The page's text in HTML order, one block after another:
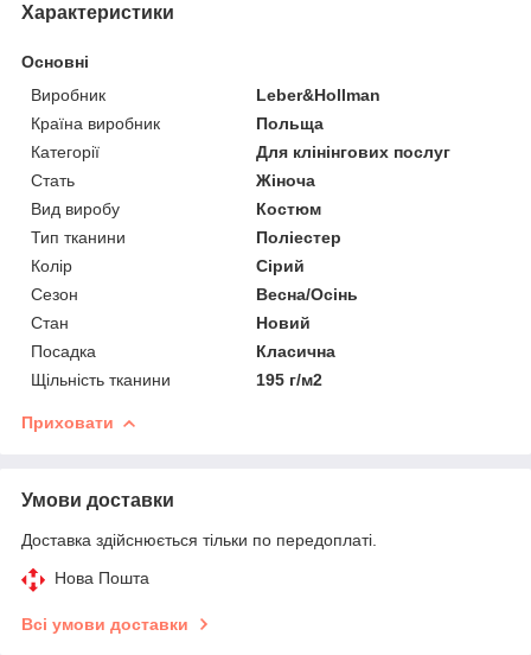
Характеристики
Основні
Виробник
Leber&Hollman
Країна виробник
Польща
Категорії
Для клінінгових послуг
Стать
Жіноча
Вид виробу
Костюм
Тип тканини
Поліестер
Колір
Сірий
Сезон
Весна/Осінь
Стан
Новий
Посадка
Класична
Щільність тканини
195 г/м2
Приховати
Умови доставки
Доставка здійснюється тільки по передоплаті.
Нова Пошта
Всі умови доставки